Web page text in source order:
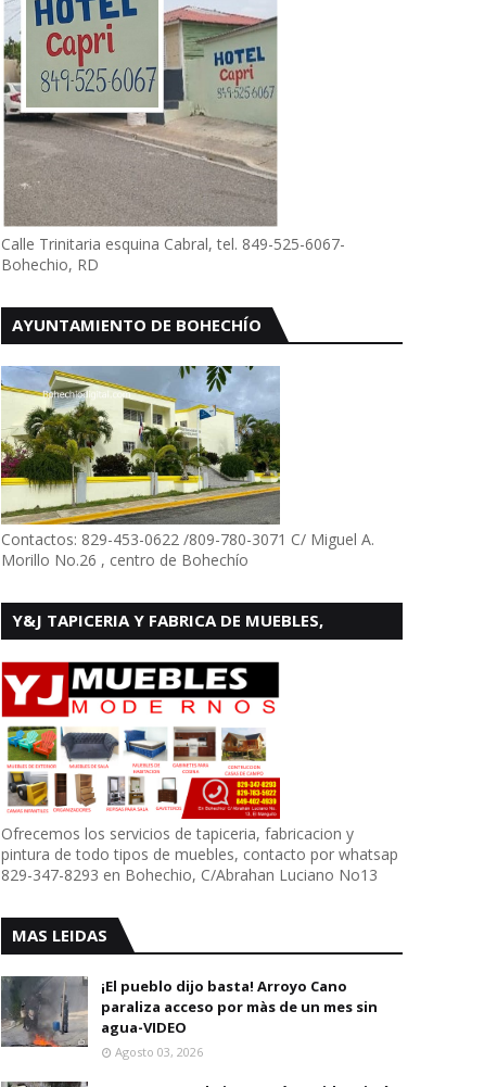
Calle Trinitaria esquina Cabral, tel. 849-525-6067-
Bohechio, RD
AYUNTAMIENTO DE BOHECHÍO
Contactos: 829-453-0622 /809-780-3071 C/ Miguel A.
Morillo No.26 , centro de Bohechío
Y&J TAPICERIA Y FABRICA DE MUEBLES,
Ofrecemos los servicios de tapiceria, fabricacion y
pintura de todo tipos de muebles, contacto por whatsap
829-347-8293 en Bohechio, C/Abrahan Luciano No13
MAS LEIDAS
¡El pueblo dijo basta! Arroyo Cano
paraliza acceso por màs de un mes sin
agua-VIDEO
Agosto 03, 2026